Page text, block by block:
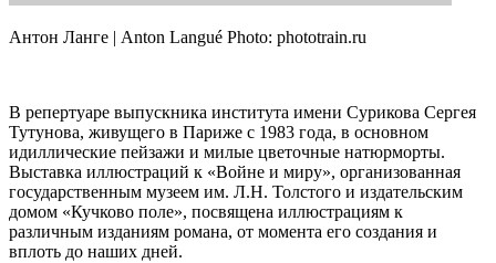
Антон Ланге | Anton Langué Photo: phototrain.ru
В репертуаре выпускника института имени Сурикова Сергея
Тутунова, живущего в Париже с 1983 года, в основном
идиллические пейзажи и милые цветочные натюрморты.
Выставка иллюстраций к «Войне и миру», организованная
государственным музеем им. Л.Н. Толстого и издательским
домом «Кучково поле», посвящена иллюстрациям к
различным изданиям романа, от момента его создания и
вплоть до наших дней.